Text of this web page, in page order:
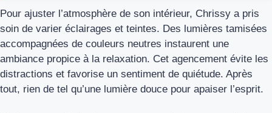
Pour ajuster l’atmosphère de son intérieur, Chrissy a pris
soin de varier éclairages et teintes. Des lumières tamisées
accompagnées de couleurs neutres instaurent une
ambiance propice à la relaxation. Cet agencement évite les
distractions et favorise un sentiment de quiétude. Après
tout, rien de tel qu’une lumière douce pour apaiser l’esprit.